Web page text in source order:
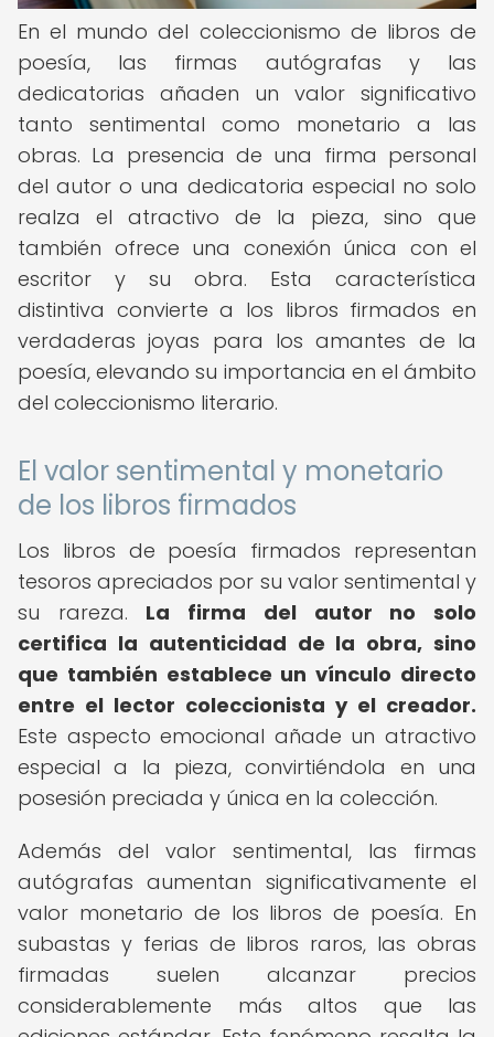
En el mundo del coleccionismo de libros de
poesía, las firmas autógrafas y las
dedicatorias añaden un valor significativo
tanto sentimental como monetario a las
obras. La presencia de una firma personal
del autor o una dedicatoria especial no solo
realza el atractivo de la pieza, sino que
también ofrece una conexión única con el
escritor y su obra. Esta característica
distintiva convierte a los libros firmados en
verdaderas joyas para los amantes de la
poesía, elevando su importancia en el ámbito
del coleccionismo literario.
El valor sentimental y monetario
de los libros firmados
Los libros de poesía firmados representan
tesoros apreciados por su valor sentimental y
su rareza. La firma del autor no solo
certifica la autenticidad de la obra, sino
que también establece un vínculo directo
entre el lector coleccionista y el creador.
Este aspecto emocional añade un atractivo
especial a la pieza, convirtiéndola en una
posesión preciada y única en la colección.
Además del valor sentimental, las firmas
autógrafas aumentan significativamente el
valor monetario de los libros de poesía. En
subastas y ferias de libros raros, las obras
firmadas suelen alcanzar precios
considerablemente más altos que las